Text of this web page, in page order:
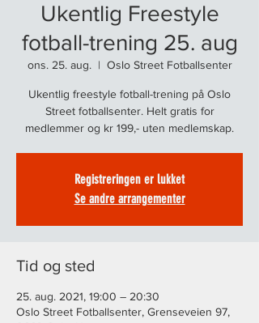
Ukentlig Freestyle
fotball-trening 25. aug
ons. 25. aug.
  |
Oslo Street Fotballsenter
Ukentlig freestyle fotball-trening på Oslo
Street fotballsenter. Helt gratis for
medlemmer og kr 199,- uten medlemskap.
Registreringen er lukket
Se andre arrangementer
Tid og sted
25. aug. 2021, 19:00 – 20:30
Oslo Street Fotballsenter, Grenseveien 97,